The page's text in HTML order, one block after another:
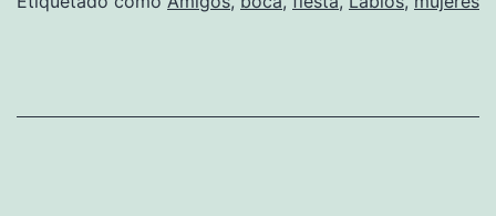
personalidad